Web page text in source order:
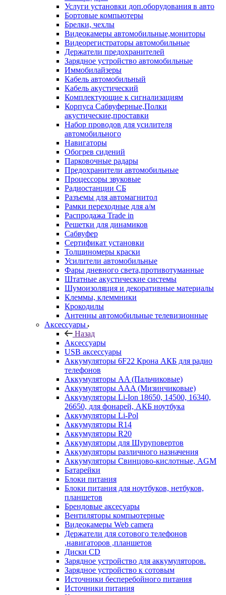
Услуги установки доп.оборудования в авто
Бортовые компьютеры
Брелки, чехлы
Видеокамеры автомобильные,мониторы
Видеорегистраторы автомобильные
Держатели предохранителей
Зарядное устройство автомобильные
Иммобилайзеры
Кабель автомобильный
Кабель акустический
Комплектующие к сигнализациям
Корпуса Сабвуферные,Полки
акустические,проставки
Набор проводов для усилителя
автомобильного
Навигаторы
Обогрев сидений
Парковочные радары
Предохранители автомобильные
Процессоры звуковые
Радиостанции СБ
Разъемы для автомагнитол
Рамки переходные для а/м
Распродажа Trade in
Решетки для динамиков
Сабвуфер
Сертификат установки
Толщиномеры краски
Усилители автомобильные
Фары дневного света,противотуманные
Штатные акустические системы
Шумоизоляция и декоративные материалы
Клеммы, клеммники
Крокодилы
Антенны автомобильные телевизионные
Аксессуары
Назад
Аксессуары
USB аксессуары
Аккумуляторы 6F22 Крона АКБ для радио
телефонов
Аккумуляторы AA (Пальчиковые)
Аккумуляторы AAA (Мизинчиковые)
Аккумуляторы Li-Ion 18650, 14500, 16340,
26650, для фонарей, АКБ ноутбука
Аккумуляторы Li-Pol
Аккумуляторы R14
Аккумуляторы R20
Аккумуляторы для Шуруповертов
Аккумуляторы различного назначения
Аккумуляторы Свинцово-кислотные, AGM
Батарейки
Блоки питания
Блоки питания для ноутбуков, нетбуков,
планшетов
Брендовые аксесуары
Вентиляторы компьютерные
Видеокамеры Web camera
Держатели для сотового телефонов
,навигаторов ,планшетов
Диски CD
Зарядное устройство для аккумуляторов.
Зарядное устройство к сотовым
Источники бесперебойного питания
Источники питания